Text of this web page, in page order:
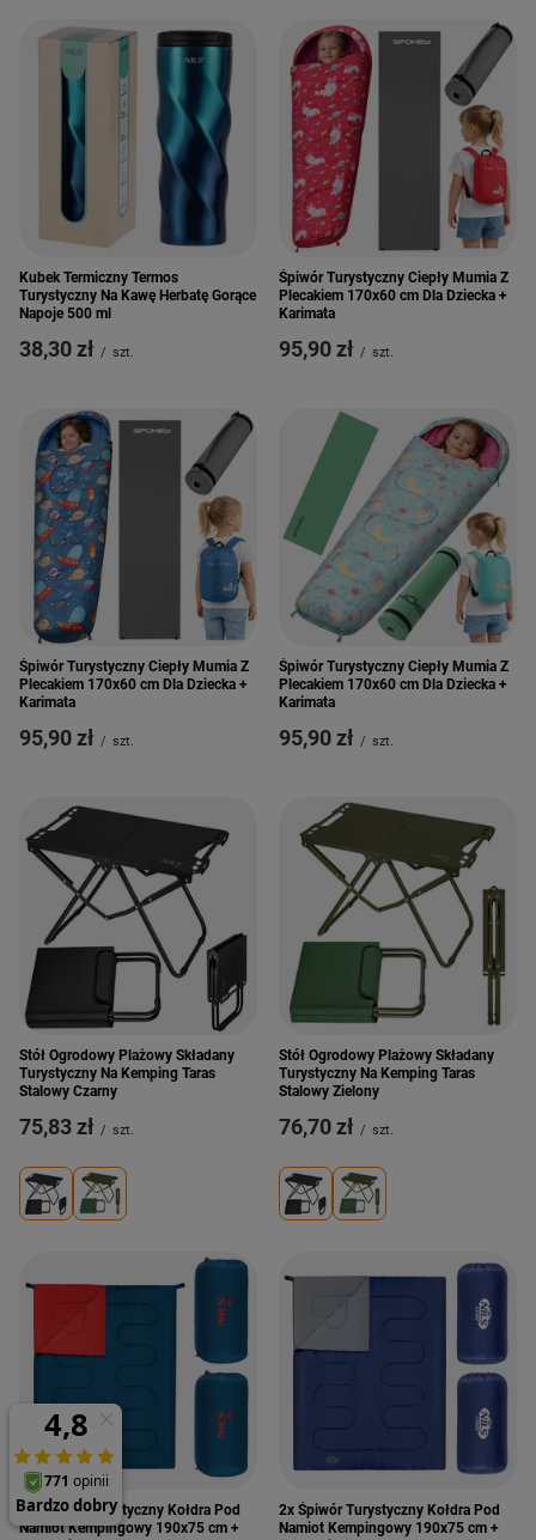
Kubek Termiczny Termos
Turystyczny Na Kawę Herbatę Gorące
Napoje 500 ml
38,30 zł / szt.
Śpiwór Turystyczny Ciepły Mumia Z
Plecakiem 170x60 cm Dla Dziecka +
Karimata
95,90 zł / szt.
Śpiwór Turystyczny Ciepły Mumia Z
Plecakiem 170x60 cm Dla Dziecka +
Karimata
95,90 zł / szt.
Śpiwór Turystyczny Ciepły Mumia Z
Plecakiem 170x60 cm Dla Dziecka +
Karimata
95,90 zł / szt.
Stół Ogrodowy Plażowy Składany
Turystyczny Na Kemping Taras
Stalowy Czarny
75,83 zł / szt.
Stół Ogrodowy Plażowy Składany
Turystyczny Na Kemping Taras
Stalowy Zielony
76,70 zł / szt.
2x Śpiwór Turystyczny Kołdra Pod
Namiot Kempingowy 190x75 cm +
2x Śpiwór Turystyczny Kołdra Pod
Namiot Kempingowy 190x75 cm +